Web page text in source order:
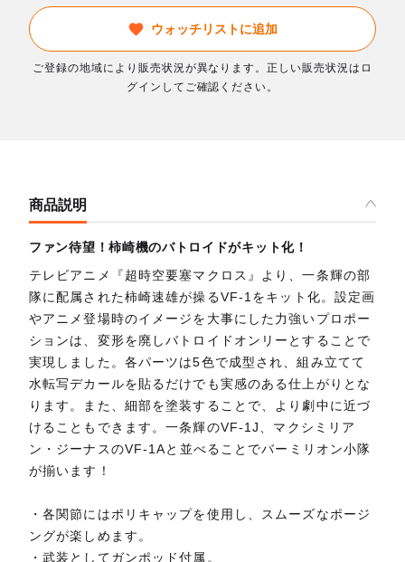
ウォッチリストに追加
ご登録の地域により販売状況が異なります。正しい販売状況はロ
グインしてご確認ください。
商品説明
ファン待望！柿崎機のバトロイドがキット化！
テレビアニメ『超時空要塞マクロス』より、一条輝の部
隊に配属された柿崎速雄が操るVF-1をキット化。設定画
やアニメ登場時のイメージを大事にした力強いプロポー
ションは、変形を廃しバトロイドオンリーとすることで
実現しました。各パーツは5色で成型され、組み立てて
水転写デカールを貼るだけでも実感のある仕上がりとな
ります。また、細部を塗装することで、より劇中に近づ
けることもできます。一条輝のVF-1J、マクシミリア
ン・ジーナスのVF-1Aと並べることでバーミリオン小隊
が揃います！
・各関節にはポリキャップを使用し、スムーズなポージ
ングが楽しめます。
・武装としてガンポッド付属。